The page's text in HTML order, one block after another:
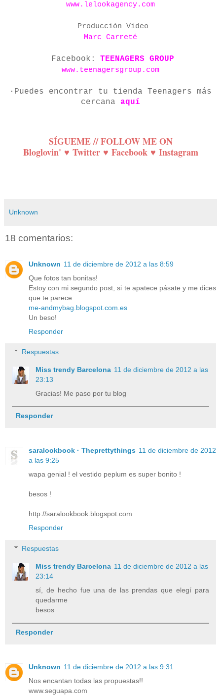
www.lelookagency.com
Producción Video
Marc Carreté
Facebook: TEENAGERS GROUP
www.teenagersgroup.com
· Puedes encontrar tu tienda Teenagers más
cercana aquí
SÍGUEME // FOLLOW ME ON
Bloglovin' ♥ Twitter ♥ Facebook ♥ Instagram
Unknown
18 comentarios:
Unknown 11 de diciembre de 2012 a las 8:59
Que fotos tan bonitas!
Estoy con mi segundo post, si te apatece pásate y me dices
que te parece
me-andmybag.blogspot.com.es
Un beso!
Responder
Respuestas
Miss trendy Barcelona 11 de diciembre de 2012 a las
23:13
Gracias! Me paso por tu blog
Responder
saralookbook · Theprettythings 11 de diciembre de 2012
a las 9:25
wapa genial ! el vestido peplum es super bonito !
besos !
http://saralookbook.blogspot.com
Responder
Respuestas
Miss trendy Barcelona 11 de diciembre de 2012 a las
23:14
sí, de hecho fue una de las prendas que elegí para
quedarme
besos
Responder
Unknown 11 de diciembre de 2012 a las 9:31
Nos encantan todas las propuestas!!
www.seguapa.com